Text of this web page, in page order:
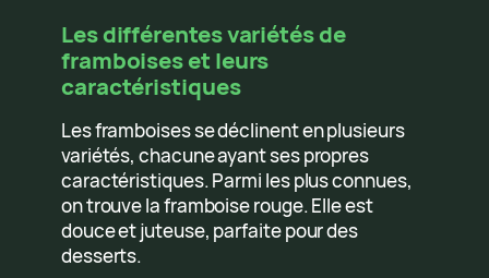
Les différentes variétés de
framboises et leurs
caractéristiques
Les framboises se déclinent en plusieurs
variétés, chacune ayant ses propres
caractéristiques. Parmi les plus connues,
on trouve la framboise rouge. Elle est
douce et juteuse, parfaite pour des
desserts.